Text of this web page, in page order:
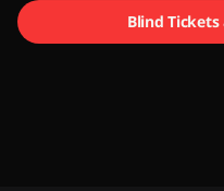
Blind Tickets